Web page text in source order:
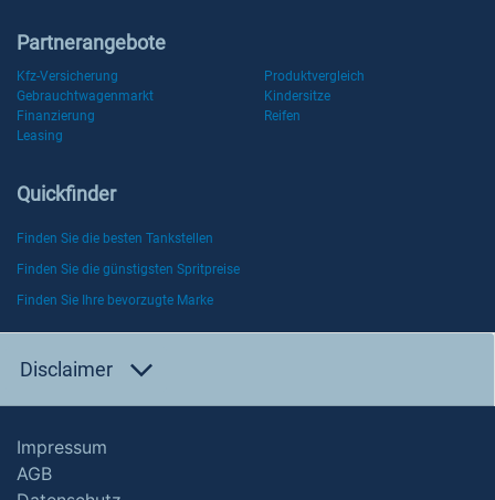
Partnerangebote
Kfz-Versicherung
Produktvergleich
Gebrauchtwagenmarkt
Kindersitze
Finanzierung
Reifen
Leasing
Quickfinder
Finden Sie die besten Tankstellen
Finden Sie die günstigsten Spritpreise
Finden Sie Ihre bevorzugte Marke
Disclaimer
Impressum
AGB